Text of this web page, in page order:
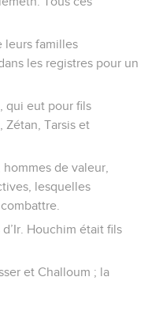
leurs familles
les registres pour un
qui eut pour fils
Zétan, Tarsis et
de valeur,
lesquelles
Houchim était fils
et Challoum ; la